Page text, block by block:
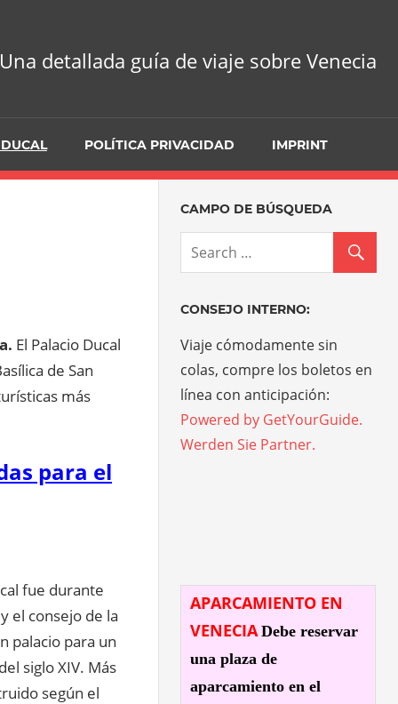
Una detallada guía de viaje sobre Venecia
POLÍTICA PRIVACIDAD IMPRINT
El Palacio Ducal
de San
más
para el
fue durante
el consejo de la
palacio para un
siglo XIV. Más
según el
CAMPO DE BÚSQUEDA
CONSEJO INTERNO:
Viaje cómodamente sin
colas, compre los boletos en
línea con anticipación:
Powered by GetYourGuide.
Werden Sie Partner.
APARCAMIENTO EN
VENECIA Debe reservar
una plaza de
aparcamiento en el